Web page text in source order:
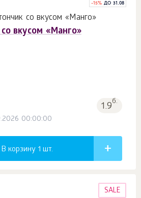
-15% ДО 31.08
вкусом «Манго»
1.9б.
00:00:00
В корзину 1 шт.
SALE